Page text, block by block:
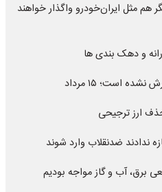
هم مثل ایران‌خودرو واگذار خواهند
و دهک بندی ها
است؛ ۱۵ مرداد
ارز ترجیحی
ندادند ضدنقلاب وارد شوند
برق، آب و گاز مواجه بودیم